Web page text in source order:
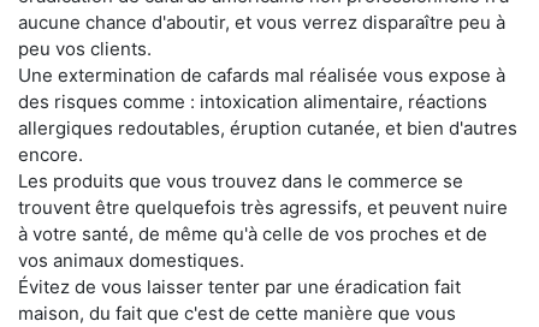
aucune chance d'aboutir, et vous verrez disparaître peu à
peu vos clients.
Une extermination de cafards mal réalisée vous expose à
des risques comme : intoxication alimentaire, réactions
allergiques redoutables, éruption cutanée, et bien d'autres
encore.
Les produits que vous trouvez dans le commerce se
trouvent être quelquefois très agressifs, et peuvent nuire
à votre santé, de même qu'à celle de vos proches et de
vos animaux domestiques.
Évitez de vous laisser tenter par une éradication fait
maison, du fait que c'est de cette manière que vous